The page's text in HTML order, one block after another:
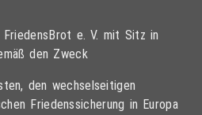
e. V. mit Sitz in
den Zweck
den wechselseitigen
Friedenssicherung in Europa